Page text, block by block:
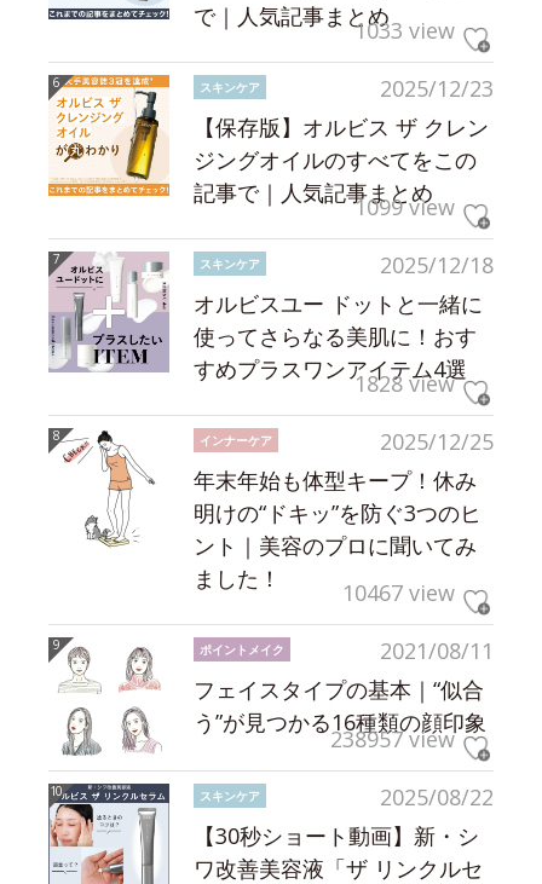
で｜人気記事まとめ1033 view
2025/12/23
スキンケア
【保存版】オルビス ザ クレン
ジングオイルのすべてをこの
記事で｜人気記事まとめ
1099 view
2025/12/18
スキンケア
オルビスユー ドットと一緒に
使ってさらなる美肌に！おす
すめプラスワンアイテム4選
1828 view
2025/12/25
インナーケア
年末年始も体型キープ！休み
明けの“ドキッ”を防ぐ3つのヒ
ント｜美容のプロに聞いてみ
ました！
10467 view
2021/08/11
ポイントメイク
フェイスタイプの基本｜“似合
う”が見つかる16種類の顔印象
238957 view
2025/08/22
スキンケア
【30秒ショート動画】新・シ
ワ改善美容液「ザ リンクルセ